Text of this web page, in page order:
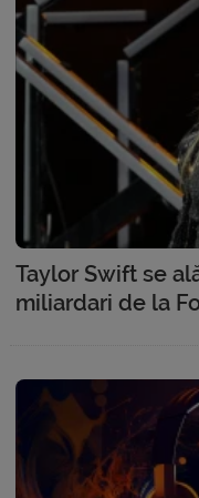
Taylor Swift se
miliardari de la